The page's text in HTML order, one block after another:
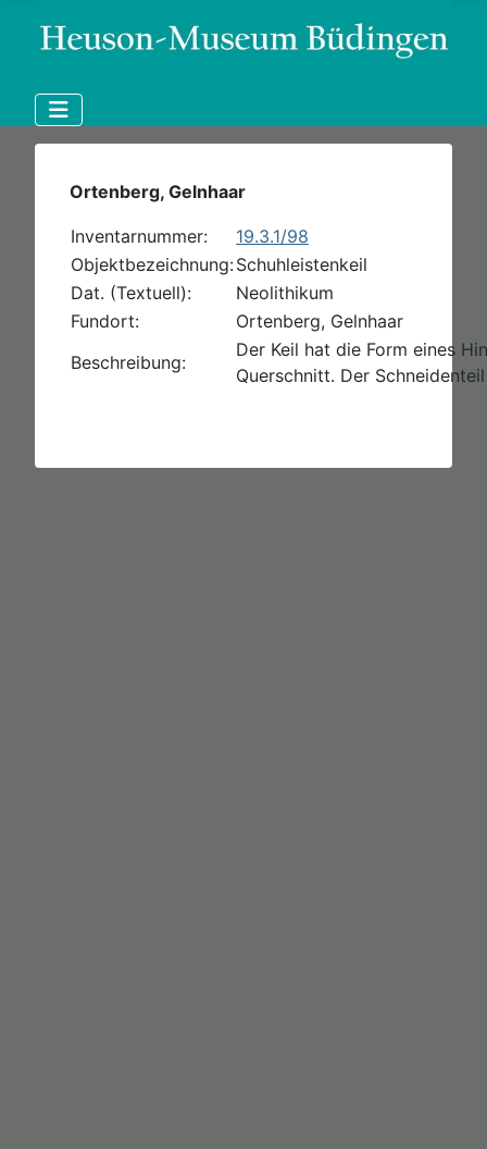
Ortenberg, Gelnhaar
Inventarnummer:
19.3.1/98
Objektbezeichnung:Schuhleistenkeil
Dat. (Textuell):
Neolithikum
Fundort:
Ortenberg, Gelnhaar
Beschreibung:
Der Keil hat die Form eines
Querschnitt. Der